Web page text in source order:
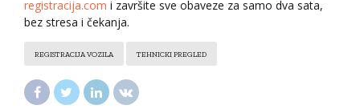
registracija.com i završite sve obaveze za samo dva sata,
bez stresa i čekanja.
REGISTRACIJA VOZILA TEHNICKI PREGLED